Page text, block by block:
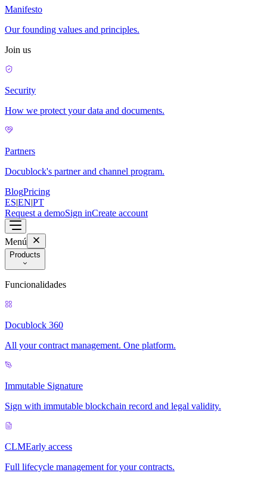
Manifesto
Our founding values and principles.
Join us
Security
How we protect your data and documents.
Partners
Docublock's partner and channel program.
BlogPricing
ES|EN|PT
Request a demoSign inCreate account
Menú
Products
Funcionalidades
Docublock 360
All your contract management. One platform.
Immutable Signature
Sign with immutable blockchain record and legal validity.
CLMEarly access
Full lifecycle management for your contracts.